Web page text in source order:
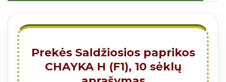
Prekės Saldžiosios paprikos
CHAYKA H (F1), 10 sėklų